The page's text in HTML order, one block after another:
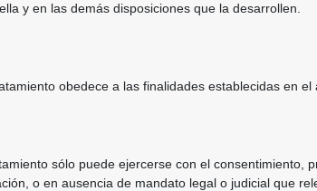
y en las demás disposiciones que la desarrollen.
obedece a las finalidades establecidas en
sólo puede ejercerse con el consentimiento,
o en ausencia de mandato legal o judicial que